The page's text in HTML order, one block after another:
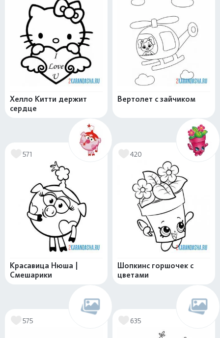
Хелло Китти держит
сердце
Вертолет с зайчиком
571
Красавица Нюша |
Смешарики
420
Шопкинс горшочек с
цветами
575 635